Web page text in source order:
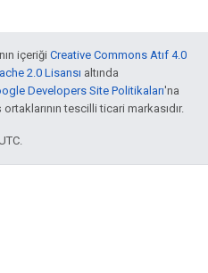
içeriği Creative Commons Atıf 4.0
2.0 Lisansı altında
Developers Site Politikaları'na
tescilli ticari markasıdır.